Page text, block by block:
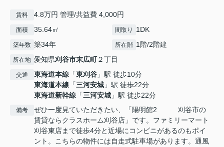
賃料 4.8万円 管理/共益費 4,000円
面積 35.64㎡ 間取り 1DK
築年数 築34年 所在階 1階/2階建
所在地 愛知県刈谷市末広町２丁目
交通 東海道本線 「東刈谷 」駅 徒歩10分
東海道本線 「三河安城 」駅 徒歩22分
東海道新幹線 「三河安城 」駅 徒歩22分
備考
ぜひ一度見ていただきたい、「陽明館2 刈谷市の
賃貸ならクラスホーム刈谷店」です。ファミリーマート
刈谷東店まで徒歩4分と近場にコンビニがあるのもポイ
ント。こちらの物件には自走式駐車場があります。通風